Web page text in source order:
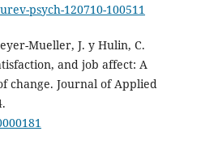
psych-120710-100511
Mueller, J. y Hulin, C.
and job affect: A
change. Journal of Applied